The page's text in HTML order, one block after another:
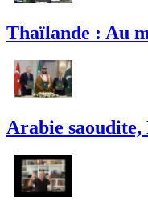
Thaïlande : Au
Arabie saoudite,